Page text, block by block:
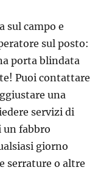
sul campo e
sul posto:
porta blindata
Puoi contattare
una
servizi di
un fabbro
giorno
serrature o altre